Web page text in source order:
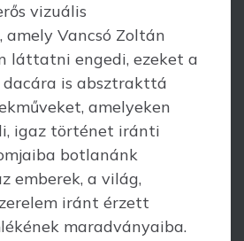
vizuális
amely Vancsó Zoltán
lát­tatni engedi, ezeket a
is absztrakttá
amelyeken
igaz történet iránti
botlanánk
emberek, a világ,
iránt érzett
maradványaiba.